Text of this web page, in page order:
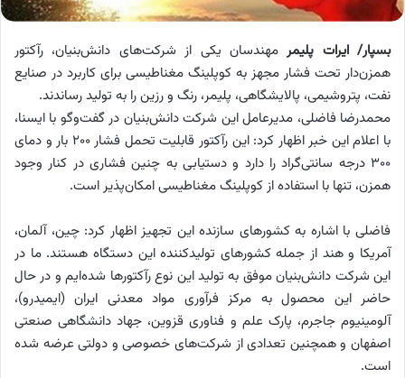
بسپار/ ایرات پلیمرمهندسان یکی از شرکت‌های دانش‌بنیان، رآکتور
همزن‌دار تحت فشار مجهز به کوپلینگ مغناطیسی برای کاربرد در صنایع
نفت، پتروشیمی، پالایشگاهی، پلیمر، رنگ و رزین را به تولید رساندند.
محمدرضا فاضلی، مدیرعامل این شرکت دانش‌بنیان در گفت‌وگو با ایسنا،
با اعلام این خبر اظهار کرد: این رآکتور قابلیت تحمل فشار ۲۰۰ بار و دمای
۳۰۰ درجه سانتی‌گراد را دارد و دستیابی به چنین فشاری در کنار وجود
همزن، تنها با استفاده از کوپلینگ مغناطیسی امکان‌پذیر است.
فاضلی با اشاره به کشورهای سازنده این تجهیز اظهار کرد: چین، آلمان،
آمریکا و هند از جمله کشورهای تولیدکننده این دستگاه هستند. ما در
این شرکت دانش‌بنیان موفق به تولید این نوع رآکتورها شده‌ایم و در حال
حاضر این محصول به مرکز فرآوری مواد معدنی ایران (ایمیدرو)،
آلومینیوم جاجرم، پارک علم و فناوری قزوین، جهاد دانشگاهی صنعتی
اصفهان و همچنین تعدادی از شرکت‌های خصوصی و دولتی عرضه شده
است.